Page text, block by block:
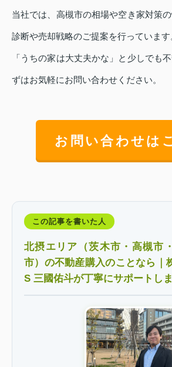
当社では、高槻市の相場や空き家対策
診断や売却戦略のご提案を行っています
「うちの家は大丈夫かな」と少しでも
ずはお気軽にお問い合わせください。
お問い合わせは
この記事を書いた人
北摂エリア（茨木市・高槻市
市）の不動産購入のことなら｜
S 三國佑斗が丁寧にサポートし